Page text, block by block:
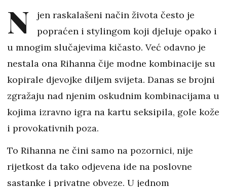
N
jen raskalašeni način života često je
popraćen i stylingom koji djeluje opako i
u mnogim slučajevima kičasto. Već odavno je
nestala ona Rihanna čije modne kombinacije su
kopirale djevojke diljem svijeta. Danas se brojni
zgražaju nad njenim oskudnim kombinacijama u
kojima izravno igra na kartu seksipila, gole kože
i provokativnih poza.
To Rihanna ne čini samo na pozornici, nije
rijetkost da tako odjevena ide na poslovne
sastanke i privatne obveze. U jednom